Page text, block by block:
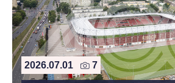
2026.07.01 7